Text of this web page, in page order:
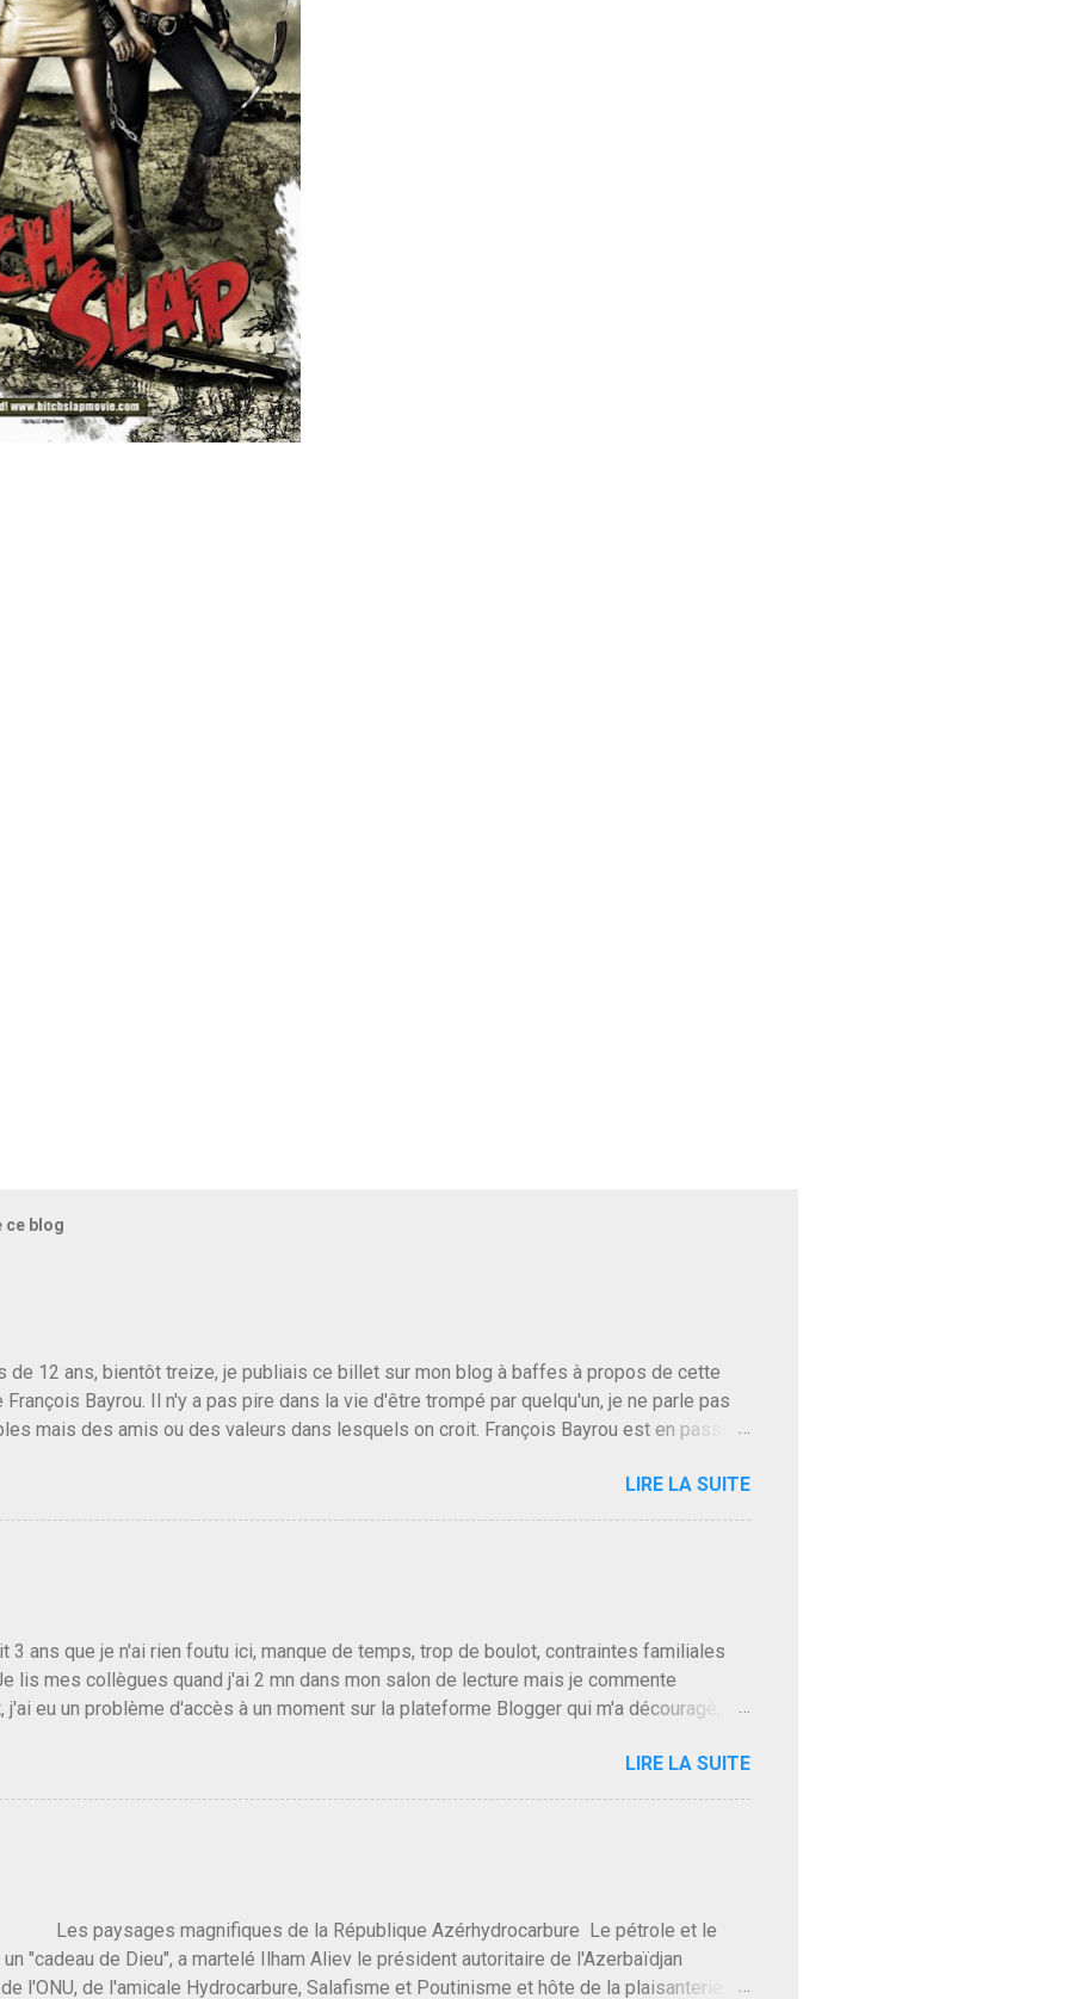
ce blog
de 12 ans, bientôt treize, je publiais ce billet sur mon blog à baffes à propos de cette
François Bayrou. Il n'y a pas pire dans la vie d'être trompé par quelqu'un, je ne parle pas
mais des amis ou des valeurs dans lesquels on croit. François Bayrou est en passe
de la droite molle plus proche de Sarkozy que de Hollande, sinon il serait candidat
de la gauche molle mais quand on écoutait ses discours critiques presque sincères
ou du Sénat. Ou assister au débarquement des américains en Normandie. Bayrou
LIRE LA SUITE
3 ans que je n'ai rien foutu ici, manque de temps, trop de boulot, contraintes familiales
lis mes collègues quand j'ai 2 mn dans mon salon de lecture mais je commente
j'ai eu un problème d'accès à un moment sur la plateforme Blogger qui m'a découragé,
Vlad Poutine qui a déclaré la guerre à l'Europe via l'Ukraine reçoit des troupes de Kim Mes
Les islamistes de la religion de paix et d'amour déclenchent l'intifada mondiale après
pas plus sont un tantinet excessif . Quelque part je ne peux pas franchement lui en
un attentat touche ton pays avec 1700 morts, tu as envie d'exploser la gueule de
LIRE LA SUITE
magnifiques de la République Azérhydrocarbure Le pétrole et le
"cadeau de Dieu", a martelé Ilham Aliev le président autoritaire de l'Azerbaïdjan
l'ONU, de l'amicale Hydrocarbure, Salafisme et Poutinisme et hôte de la plaisanterie